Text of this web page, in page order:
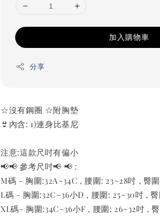
加入購物車
分享
☆沒有鋼圈 ☆附胸墊
👙內含: 1)連身比基尼
注意:這款尺吋有偏小
📢📢 參考尺吋📢 📢 :
M碼 - 胸圍:32A~34C , 腰圍: 23~28吋 , 臀
L碼 - 胸圍:32C~36小D , 腰圍: 25~30吋 ,
XL碼- 胸圍:34C~36小F , 腰圍: 26~32吋 ,